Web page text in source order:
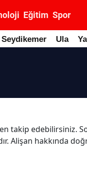
Eğitim Spor
Seydikemer Ula
takip edebilirsiniz.
Alişan hakkında